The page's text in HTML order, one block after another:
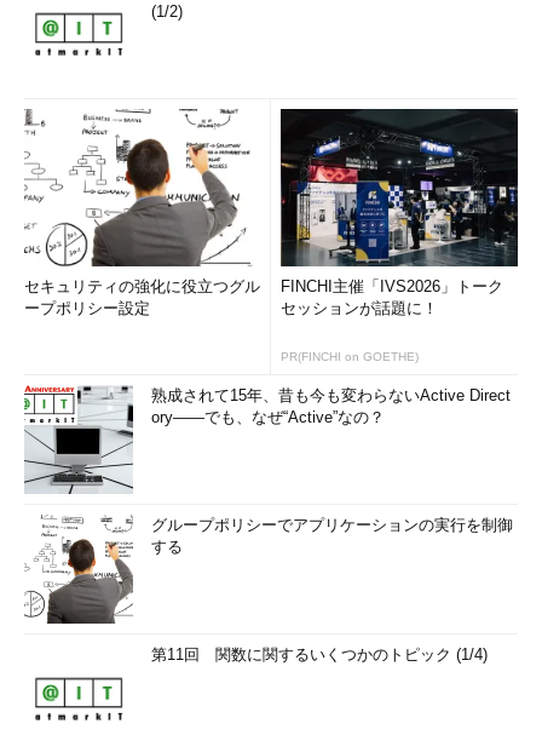
(1/2)
セキュリティの強化に役立つグル
ープポリシー設定
FINCHI主催「IVS2026」トーク
セッションが話題に！
PR(FINCHI on GOETHE)
熟成されて15年、昔も今も変わらないActive Direct
ory――でも、なぜ“Active”なの？
グループポリシーでアプリケーションの実行を制御
する
第11回 関数に関するいくつかのトピック (1/4)